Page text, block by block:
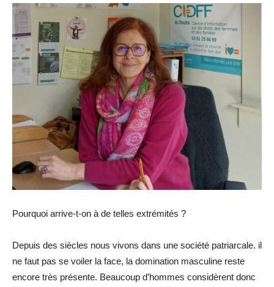
Pourquoi arrive-t-on à de telles extrémités ?
Depuis des siècles nous vivons dans une société patriarcale. il
ne faut pas se voiler la face, la domination masculine reste
encore très présente. Beaucoup d’hommes considèrent donc